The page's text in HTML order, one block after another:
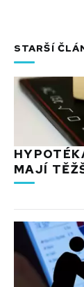
STARŠÍ
MAJÍ